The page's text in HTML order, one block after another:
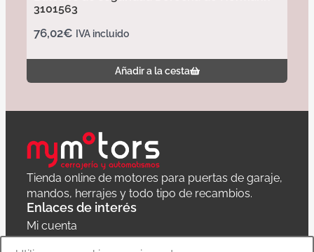
3101563
76,02€ IVA incluido
Añadir a la cesta
Tienda online de motores para puertas de garaje,
mandos, herrajes y todo tipo de recambios.
Enlaces de interés
Mi cuenta